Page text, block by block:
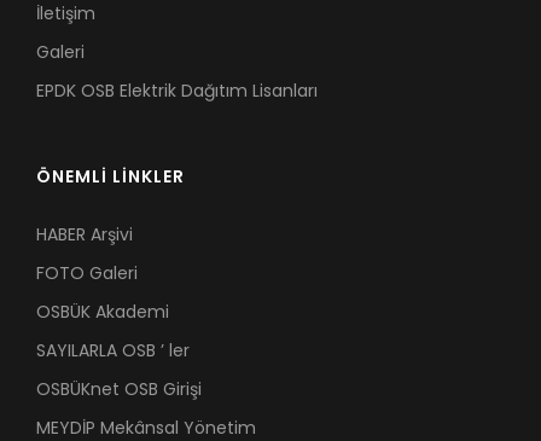
İletişim
Galeri
EPDK OSB Elektrik Dağıtım Lisanları
ÖNEMLİ LİNKLER
HABER Arşivi
FOTO Galeri
OSBÜK Akademi
SAYILARLA OSB ’ ler
OSBÜKnet OSB Girişi
MEYDİP Mekânsal Yönetim